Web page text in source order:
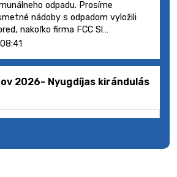
odpadu. Prosíme
nádoby s odpadom vyložili
nakoľko firma FCC Sl…
2026- Nyugdíjas kirándulás